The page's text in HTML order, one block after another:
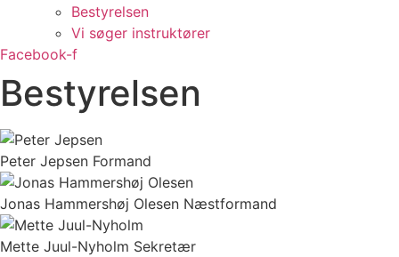
Bestyrelsen
Vi søger instruktører
Facebook-f
Bestyrelsen
Peter Jepsen Formand
Jonas Hammershøj Olesen Næstformand
Mette Juul-Nyholm Sekretær